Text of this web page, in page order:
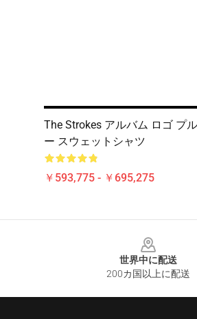
The Strokes アルバム ロゴ プ
ー スウェットシャツ
￥593,775 - ￥695,275
世界中に配送
200カ国以上に配送